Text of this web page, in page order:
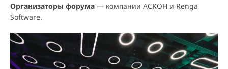
Организаторы форума — компании АСКОН и Renga
Software.